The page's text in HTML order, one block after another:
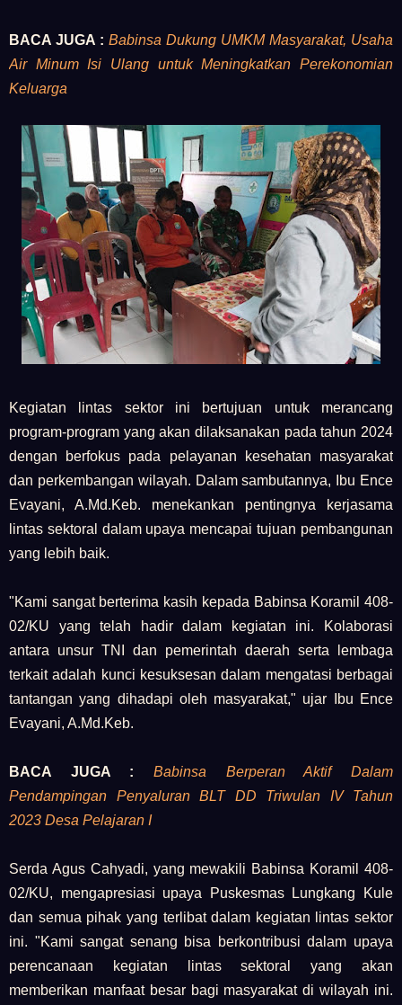
BACA JUGA : Babinsa Dukung UMKM Masyarakat, Usaha
Air Minum Isi Ulang untuk Meningkatkan Perekonomian
Keluarga
Kegiatan lintas sektor ini bertujuan untuk merancang
program-program yang akan dilaksanakan pada tahun 2024
dengan berfokus pada pelayanan kesehatan masyarakat
dan perkembangan wilayah. Dalam sambutannya, Ibu Ence
Evayani, A.Md.Keb. menekankan pentingnya kerjasama
lintas sektoral dalam upaya mencapai tujuan pembangunan
yang lebih baik.
"Kami sangat berterima kasih kepada Babinsa Koramil 408-
02/KU yang telah hadir dalam kegiatan ini. Kolaborasi
antara unsur TNI dan pemerintah daerah serta lembaga
terkait adalah kunci kesuksesan dalam mengatasi berbagai
tantangan yang dihadapi oleh masyarakat," ujar Ibu Ence
Evayani, A.Md.Keb.
BACA JUGA :
Babinsa Berperan Aktif Dalam
Pendampingan Penyaluran BLT DD Triwulan IV Tahun
2023 Desa Pelajaran I
Serda Agus Cahyadi, yang mewakili Babinsa Koramil 408-
02/KU, mengapresiasi upaya Puskesmas Lungkang Kule
dan semua pihak yang terlibat dalam kegiatan lintas sektor
ini. "Kami sangat senang bisa berkontribusi dalam upaya
perencanaan kegiatan lintas sektoral yang akan
memberikan manfaat besar bagi masyarakat di wilayah ini.